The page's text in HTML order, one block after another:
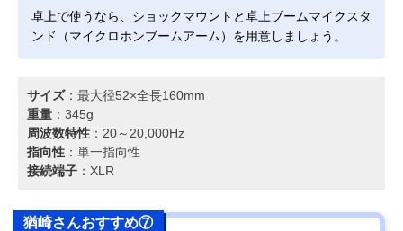
卓上で使うなら、ショックマウントと卓上ブームマイクスタ
ンド（マイクロホンブームアーム）を用意しましょう。
サイズ：最大径52×全長160mm
重量 ：345g
周波数特性 ：20～20,000Hz
指向性 ：単一指向性
接続端子 ：XLR
猶崎さんおすすめ⑦